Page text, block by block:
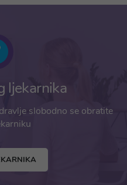
ljekarnika
slobodno se obratite